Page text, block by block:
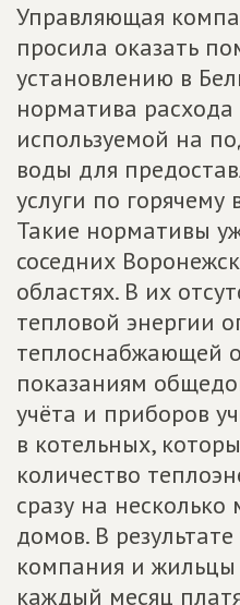
Управляющая
просила оказать
установлению в
норматива
используемой на
воды для
услуги по
Такие нормативы
соседних
областях. В их
тепловой энергии
теплоснабжающей
показаниям
учёта и приборов
в котельных,
количество
сразу на
домов. В
компания и
каждый месяц